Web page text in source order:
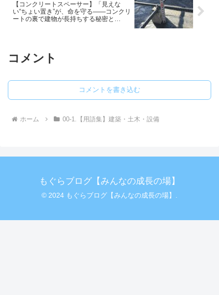
【コンクリートスペーサー】「見えな
い“ちょい置き”が、命を守る――コンクリ
ートの裏で建物が長持ちする秘密と
コメント
コメントを書き込む
ホーム 00-1.【用語集】建築・土木・設備
もぐらブログ【みんなの成長の場】
© 2024 もぐらブログ【みんなの成長の場】.